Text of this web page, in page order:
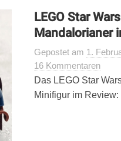
LEGO Star
Mandalorianer
Gepostetam 1.
16 Kommentaren
Das LEGO Star
Minifigur im